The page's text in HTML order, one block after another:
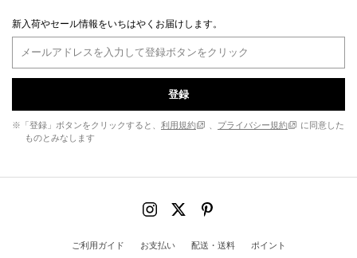
新入荷やセール情報をいちはやくお届けします。
登録
※「登録」ボタンをクリックすると、 利用規約 、 プライバシー規約
に同意した
ものとみなします
ご利用ガイド お支払い 配送・送料 ポイント